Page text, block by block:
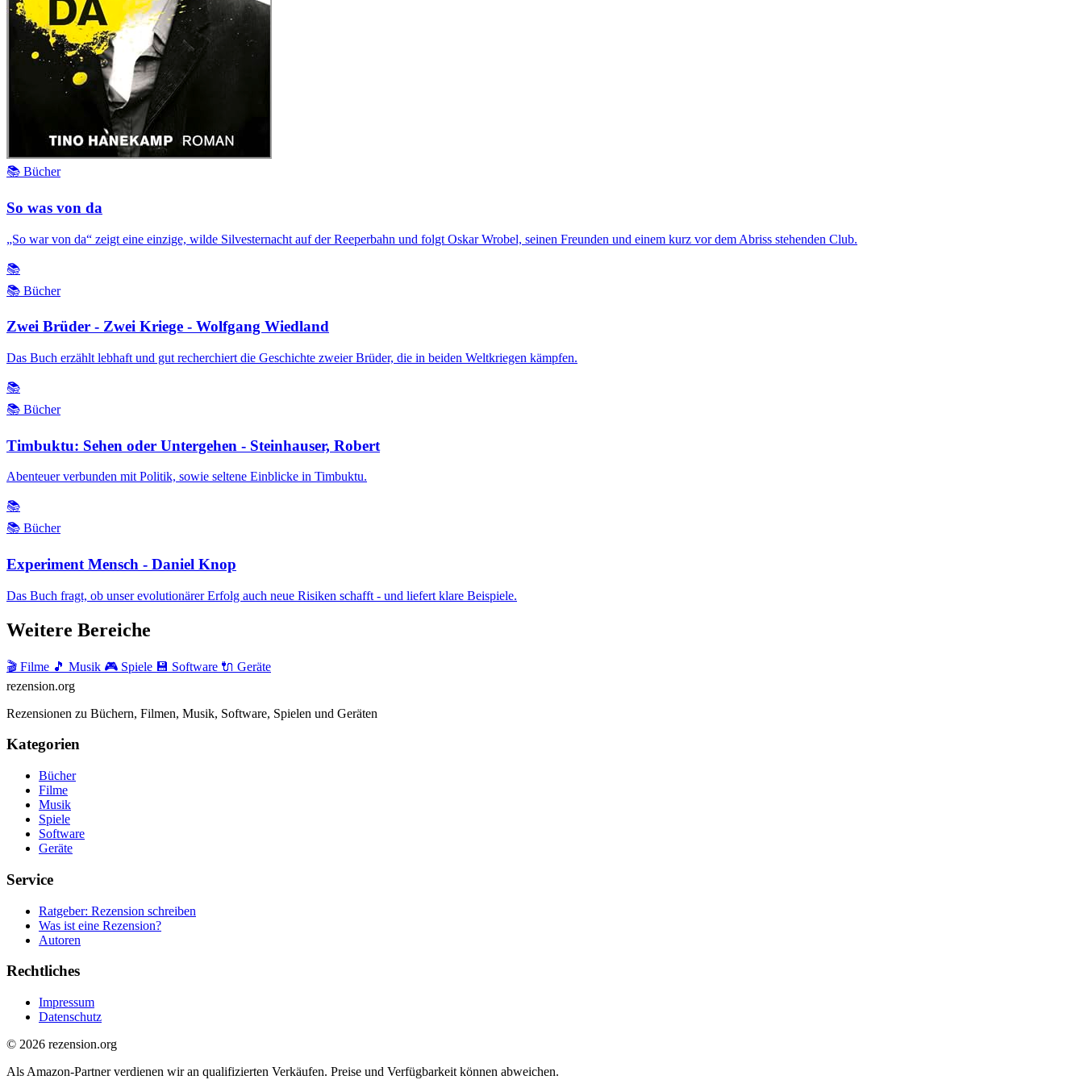
📚 Bücher
So was von da
„So war von da“ zeigt eine einzige, wilde Silvesternacht auf der Reeperbahn und folgt Oskar Wrobel, seinen Freunden und einem kurz vor dem Abriss stehenden Club.
📚
📚 Bücher
Zwei Brüder - Zwei Kriege - Wolfgang Wiedland
Das Buch erzählt lebhaft und gut recherchiert die Geschichte zweier Brüder, die in beiden Weltkriegen kämpfen.
📚
📚 Bücher
Timbuktu: Sehen oder Untergehen - Steinhauser, Robert
Abenteuer verbunden mit Politik, sowie seltene Einblicke in Timbuktu.
📚
📚 Bücher
Experiment Mensch - Daniel Knop
Das Buch fragt, ob unser evolutionärer Erfolg auch neue Risiken schafft - und liefert klare Beispiele.
Weitere Bereiche
🎬 Filme 🎵 Musik 🎮 Spiele 💾 Software 🔌 Geräte
rezension.org
Rezensionen zu Büchern, Filmen, Musik, Software, Spielen und Geräten
Kategorien
Bücher
Filme
Musik
Spiele
Software
Geräte
Service
Ratgeber: Rezension schreiben
Was ist eine Rezension?
Autoren
Rechtliches
Impressum
Datenschutz
© 2026 rezension.org
Als Amazon-Partner verdienen wir an qualifizierten Verkäufen. Preise und Verfügbarkeit können abweichen.